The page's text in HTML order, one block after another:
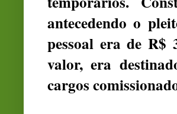
antecedendo o
pessoal era de R$
valor, era
cargos